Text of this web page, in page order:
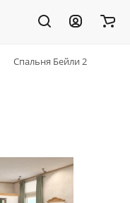
Спальня Бейли 2